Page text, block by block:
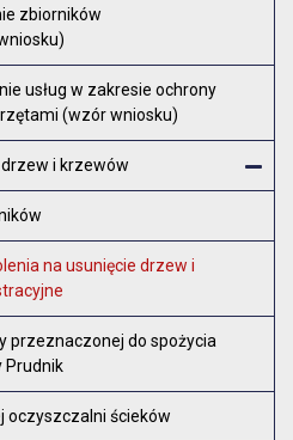
zbiorników
usług w zakresie ochrony
(wzór wniosku)
i krzewów
na usunięcie drzew i
przeznaczonej do spożycia
Prudnik
oczyszczalni ścieków